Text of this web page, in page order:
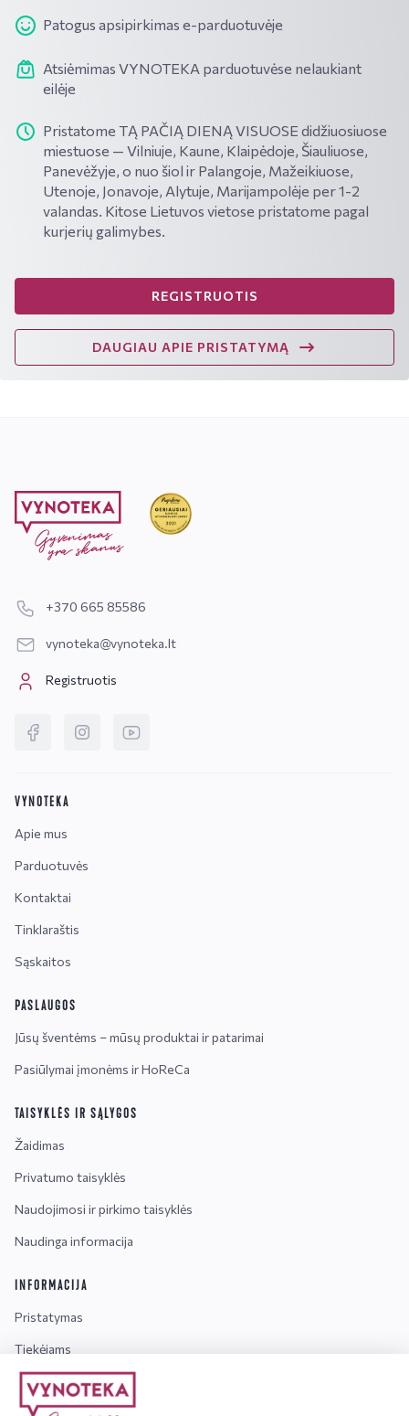
Patogus apsipirkimas e-parduotuvėje
Atsiėmimas VYNOTEKA parduotuvėse nelaukiant
eilėje
Pristatome TĄ PAČIĄ DIENĄ VISUOSE didžiuosiuose
miestuose — Vilniuje, Kaune, Klaipėdoje, Šiauliuose,
Panevėžyje, o nuo šiol ir Palangoje, Mažeikiuose,
Utenoje, Jonavoje, Alytuje, Marijampolėje per 1-2
valandas. Kitose Lietuvos vietose pristatome pagal
kurjerių galimybes.
REGISTRUOTIS
DAUGIAU APIE PRISTATYMĄ
+370 665 85586
vynoteka@vynoteka.lt
Registruotis
VYNOTEKA
Apie mus
Parduotuvės
Kontaktai
Tinklaraštis
Sąskaitos
PASLAUGOS
Jūsų šventėms – mūsų produktai ir patarimai
Pasiūlymai įmonėms ir HoReCa
TAISYKLĖS IR SĄLYGOS
Žaidimas
Privatumo taisyklės
Naudojimosi ir pirkimo taisyklės
Naudinga informacija
INFORMACIJA
Pristatymas
Tiekėjams
Karjera
Dažniausiai užduodami klausimai